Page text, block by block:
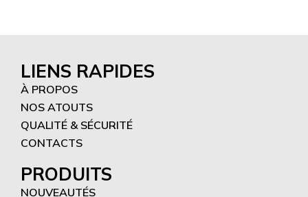
LIENS RAPIDES
À PROPOS
NOS ATOUTS
QUALITÉ & SÉCURITÉ
CONTACTS
PRODUITS
NOUVEAUTÉS